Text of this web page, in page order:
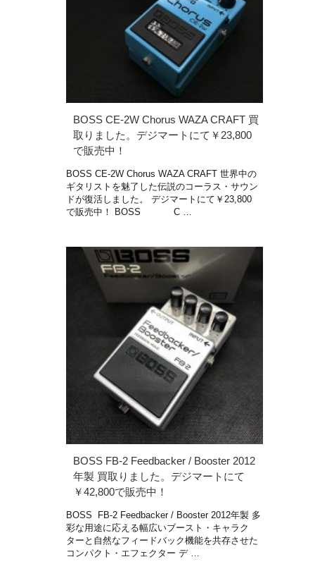
BOSS CE-2W Chorus WAZA CRAFT 買
取りました。デジマートにて￥23,800
で販売中！
BOSS CE-2W Chorus WAZA CRAFT 世界中の
ギタリストを魅了した伝説のコーラス・サウン
ドが復活しました。 デジマートにて￥23,800
で販売中！ BOSS C …
BOSS FB-2 Feedbacker / Booster 2012
年製 買取りました。デジマートにて
￥42,800で販売中！
BOSS FB-2 Feedbacker / Booster 2012年製 多
彩な用途に応える幅広いブースト・キャラク
ターと自然なフィードバック機能を共存させた
コンパクト・エフェクター デ …